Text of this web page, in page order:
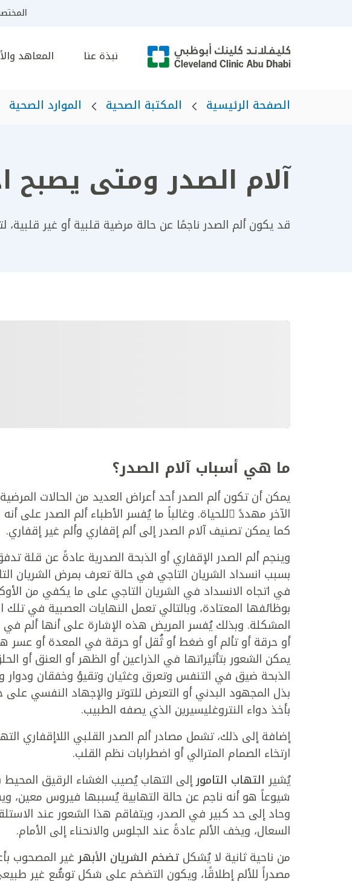
نبذة عنا المعاهد
الصفحة الرئيسية المكتبة الصحية الموارد الصحية
آلام الصدر ومتى يصبح
قد يكون ألم الصدر ناجمًا عن حالة مرضية قلبية أو غير
ما هي أسباب آلام الصدر؟
يمكن أن تكون ألم الصدر أحد أعراض العديد من الحالات
الآخر مهددً ًللحياة. وغالباً ما يُفسر الأطباء ألم الصدر على
كما يمكن تصنيف آلام الصدر إلى ألم إقفاري وألم غير إقفاري.
وينجم ألم الصدر الإقفاري أو الذبحة الصدرية عادةً عن قلة
بسبب انسداد الشريان التاجي في حالة تعرف بمرض الشريان
في اتجاه الانسداد في الشريان التاجي على ما يكفي من
بوظائفها المعتادة، وبالتالي تعمل النهايات العصبية في
المشكلة. وبذلك يُفسر المريض هذه الإشارة على أنها ألم
أو حرقة أو تألم أو ضغط أو ثُقل أو حرقة في المعدة أو عسر
يمكن الشعور بتأثيراتها في الذراعين أو الظهر أو العنق أو
الذبحة ضيق في التنفس وتعرق وغثيان وتقيؤ وخفقان
بذل المجهود البدني أو التعرض للتوتر والإجهاد النفسي
بأخذ دواء النتروغليسيرين الذي يصفه الطبيب.
إضافة إلى ذلك، تشمل مصادر ألم الصدر القلبي اللاإقفاري
ارتخاء الصمام المترالي أو اضطرابات نظم القلب.
يُشير التهاب التامورإلى التهاب يُصيب الغشاء الرقيق المحيط
شيوعاً هو أنه ناجم عن حالة التهابية يُسببها فيروس
وحاد إلى حد كبير في الصدر، ويتفاقم هذا الشعور عند
السعال، ويخف الألم عادةً عند الجلوس والانحناء إلى الأمام.
من ناحية ثانية لا يُشكل تضخم الشريان الأبهرغير المصحوب
مصدراً للألم إطلاقًا، ويكون التضخم على شكل توسُّع غير